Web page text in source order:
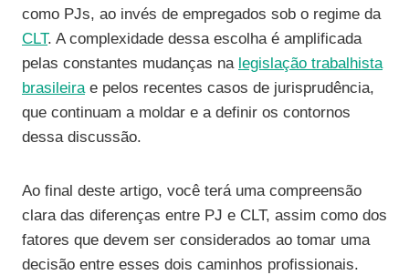
como PJs, ao invés de empregados sob o regime da
CLT. A complexidade dessa escolha é amplificada
pelas constantes mudanças na legislação trabalhista
brasileirae pelos recentes casos de jurisprudência,
que continuam a moldar e a definir os contornos
dessa discussão.
Ao final deste artigo, você terá uma compreensão
clara das diferenças entre PJ e CLT, assim como dos
fatores que devem ser considerados ao tomar uma
decisão entre esses dois caminhos profissionais.